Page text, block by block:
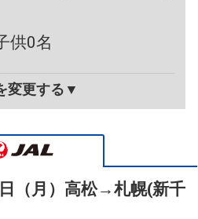
供0名
変更する▼
（月） 高松→札幌(新千